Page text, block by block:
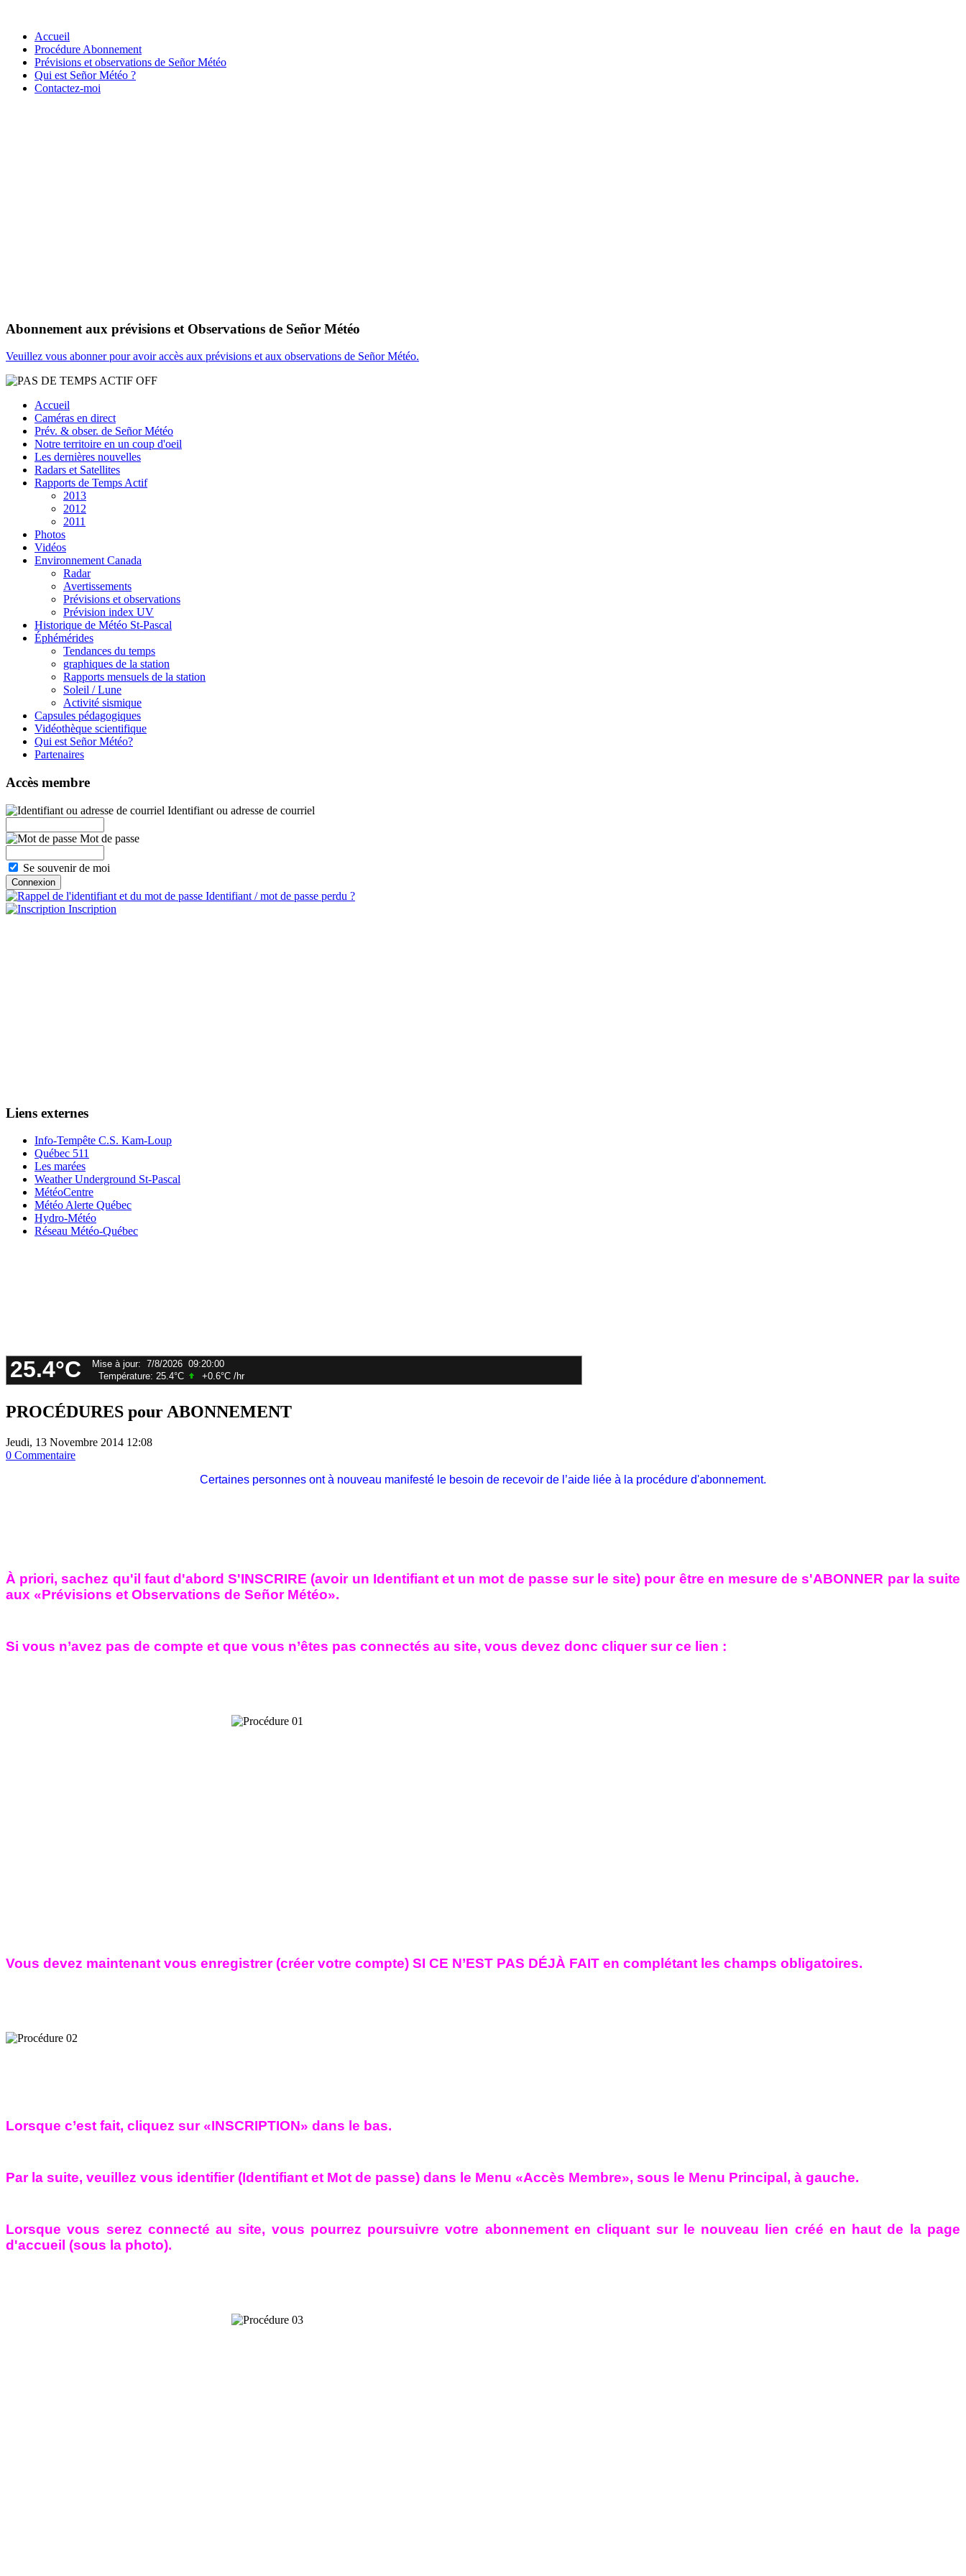
Accueil
Procédure Abonnement
Prévisions et observations de Señor Météo
Qui est Señor Météo ?
Contactez-moi
Abonnement aux prévisions et Observations de Señor Météo
Veuillez vous abonner pour avoir accès aux prévisions et aux observations de Señor Météo.
Accueil
Caméras en direct
Prév. & obser. de Señor Météo
Notre territoire en un coup d'oeil
Les dernières nouvelles
Radars et Satellites
Rapports de Temps Actif
2013
2012
2011
Photos
Vidéos
Environnement Canada
Radar
Avertissements
Prévisions et observations
Prévision index UV
Historique de Météo St-Pascal
Éphémérides
Tendances du temps
graphiques de la station
Rapports mensuels de la station
Soleil / Lune
Activité sismique
Capsules pédagogiques
Vidéothèque scientifique
Qui est Señor Météo?
Partenaires
Accès membre
Identifiant ou adresse de courriel
Mot de passe
Se souvenir de moi
Identifiant / mot de passe perdu ?
Inscription
Liens externes
Info-Tempête C.S. Kam-Loup
Québec 511
Les marées
Weather Underground St-Pascal
MétéoCentre
Météo Alerte Québec
Hydro-Météo
Réseau Météo-Québec
PROCÉDURES pour ABONNEMENT
Jeudi, 13 Novembre 2014 12:08
0 Commentaire
Certaines personnes ont à nouveau manifesté le besoin de recevoir de l’aide liée à la procédure d'abonnement.
À priori, sachez qu'il faut d'abord S'INSCRIRE (avoir un Identifiant et un mot de passe sur le site) pour être en mesure de s'ABONNER par la suite
aux «Prévisions et Observations de Señor Météo».
Si vous n’avez pas de compte et que vous n’êtes pas connectés au site, vous devez donc cliquer sur ce lien :
Vous devez maintenant vous enregistrer (créer votre compte) SI CE N’EST PAS DÉJÀ FAIT en complétant les champs obligatoires.
Lorsque c’est fait, cliquez sur «INSCRIPTION» dans le bas.
Par la suite, veuillez vous identifier (Identifiant et Mot de passe) dans le Menu «Accès Membre», sous le Menu Principal, à gauche.
Lorsque vous serez connecté au site, vous pourrez poursuivre votre abonnement en cliquant sur le nouveau lien créé en haut de la page
d'accueil (sous la photo).